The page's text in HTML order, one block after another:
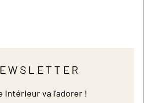
intérieur va l'adorer !